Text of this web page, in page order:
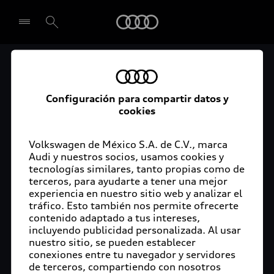
Seleccionar concesionario
Audi Certified :plus
Audi ofrece garantía extendida para vehículos
certificados. Al momento de adquirir tu vehículo
cuya cobertura podrás ampliar hasta por dos años
adicionales. De esta forma estarás tranquilo ante
imprevistos, ya que ante cualquier eventualidad
tu vehículo será atendido por expertos, en la
concesionaria Audi de tu preferencia y utilizando
solo piezas originales. Además, tienes la
posibilidad de incluirlo en tu financiamiento con
Audi Financial Services.
Configuración para compartir datos y
cookies
Volkswagen de México S.A. de C.V., marca
Audi y nuestros socios, usamos cookies y
tecnologías similares, tanto propias como de
terceros, para ayudarte a tener una mejor
experiencia en nuestro sitio web y analizar el
tráfico. Esto también nos permite ofrecerte
contenido adaptado a tus intereses,
incluyendo publicidad personalizada. Al usar
nuestro sitio, se pueden establecer
conexiones entre tu navegador y servidores
de terceros, compartiendo con nosotros